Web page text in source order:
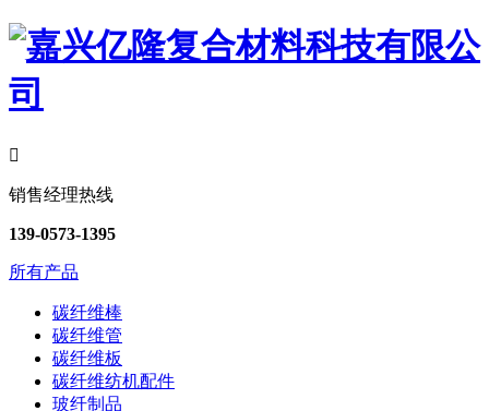

销售经理热线
139-0573-1395
所有产品
碳纤维棒
碳纤维管
碳纤维板
碳纤维纺机配件
玻纤制品